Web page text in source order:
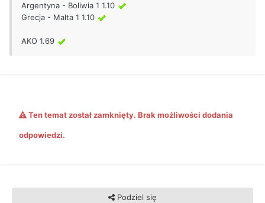
Argentyna - Boliwia 1 1.10
Grecja - Malta 1 1.10
AKO 1.69
Ten temat został zamknięty. Brak możliwości dodania
odpowiedzi.
Podziel się